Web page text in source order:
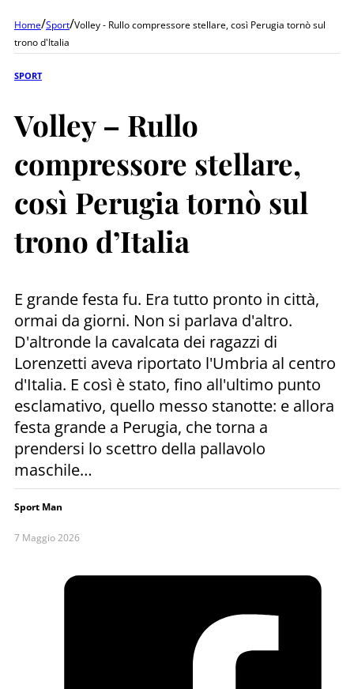
Home/Sport/Volley - Rullo compressore stellare, così Perugia tornò sul
trono d'Italia
SPORT
Volley – Rullo
compressore stellare,
così Perugia tornò sul
trono d’Italia
E grande festa fu. Era tutto pronto in città,
ormai da giorni. Non si parlava d'altro.
D'altronde la cavalcata dei ragazzi di
Lorenzetti aveva riportato l'Umbria al centro
d'Italia. E così è stato, fino all'ultimo punto
esclamativo, quello messo stanotte: e allora
festa grande a Perugia, che torna a
prendersi lo scettro della pallavolo
maschile…
Sport Man
7 Maggio 2026